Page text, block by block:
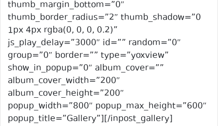
thumb_margin_bottom=”0″
thumb_border_radius=”2″ thumb_shadow=”0
1px 4px rgba(0, 0, 0, 0.2)”
js_play_delay=”3000″ id=”” random=”0″
group=”0″ border=”” type=”yoxview”
show_in_popup=”0″ album_cover=””
album_cover_width=”200″
album_cover_height=”200″
popup_width=”800″ popup_max_height=”600″
popup_title=”Gallery”][/inpost_gallery]